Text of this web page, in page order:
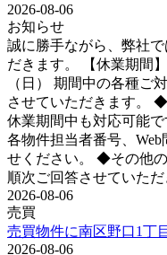
2026-08-06
お知らせ
誠に勝手ながら、弊社
だきます。 【休業期間
（日） 期間中の各種ご
させていただきます。
休業期間中も対応可能で
各物件担当者番号、
せください。 ◆その他
順次ご回答させていただ
2026-08-06
売買
売買物件に南区野口1丁
2026-08-06